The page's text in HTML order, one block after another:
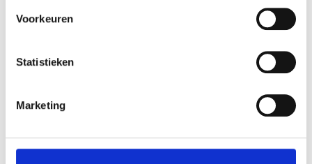
Voorkeuren
Statistieken
Marketing
Spoed